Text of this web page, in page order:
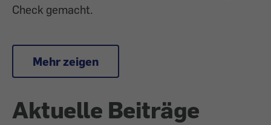
Check gemacht.
Mehr zeigen
Aktuelle Beiträge